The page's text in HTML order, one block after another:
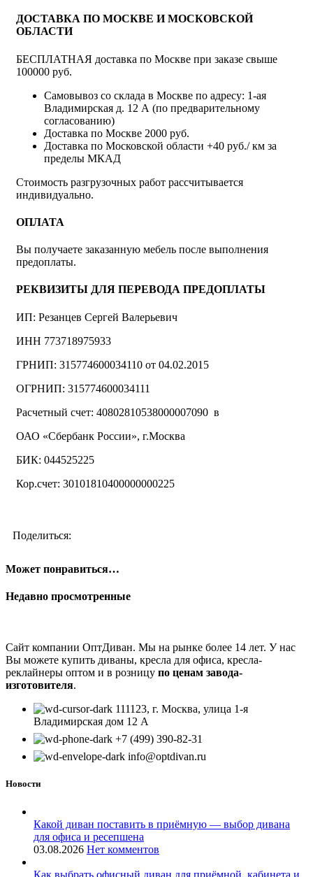
ДОСТАВКА ПО МОСКВЕ И МОСКОВСКОЙ
ОБЛАСТИ
БЕСПЛАТНАЯ доставка по Москве при заказе свыше
100000 руб.
Самовывоз со склада в Москве по адресу: 1-ая
Владимирская д. 12 А (по предварительному
согласованию)
Доставка по Москве 2000 руб.
Доставка по Московской области +40 руб./ км за
пределы МКАД
Стоимость разгрузочных работ рассчитывается
индивидуально.
ОПЛАТА
Вы получаете заказанную мебель после выполнения
предоплаты.
РЕКВИЗИТЫ ДЛЯ ПЕРЕВОДА ПРЕДОПЛАТЫ
ИП: Резанцев Сергей Валерьевич
ИНН 773718975933
ГРНИП: 315774600034110 от 04.02.2015
ОГРНИП: 315774600034111
Расчетный счет: 40802810538000007090 в
ОАО «Сбербанк России», г.Москва
БИК: 044525225
Кор.счет: 30101810400000000225
Поделиться:
Может понравиться…
Недавно просмотренные
Сайт компании ОптДиван. Мы на рынке более 14 лет. У нас
Вы можете купить диваны, кресла для офиса, кресла-
реклайнеры оптом и в розницу по ценам завода-
изготовителя.
111123, г. Москва, улица 1-я
Владимирская дом 12 А
+7 (499) 390-82-31
info@optdivan.ru
Новости
Какой диван поставить в приёмную — выбор дивана
для офиса и ресепшена
03.08.2026 Нет комментов
Как выбрать офисный диван для приёмной, кабинета и